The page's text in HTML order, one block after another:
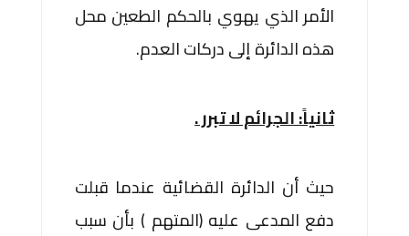
الأمر الذي يهوي بالحكم الطعين محل
هذه الدائرة إلى دركات العدم.
ثانياً: الجرائم لا تبرر .
حيث أن الدائرة القضائية عندما قبلت
دفع المدعى عليه (المتهم ) بأن سبب